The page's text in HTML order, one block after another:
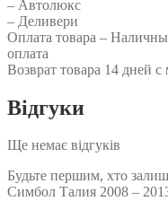
– Автолюкс
– Деливери
Оплата товара –
оплата
Возврат товара 14 дней с
Відгуки
Ще немає відгуків
Будьте першим, хто
Симбол Талия 2008 –